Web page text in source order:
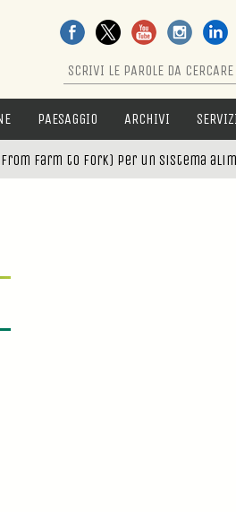
PAESAGGIO ARCHIVI
farm to fork) per un sistema